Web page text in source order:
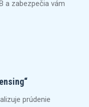
a zabezpečia vám
prúdenie